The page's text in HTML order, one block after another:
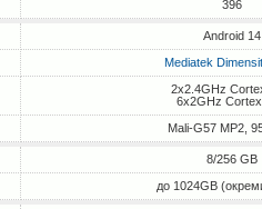
396
Android 14
Mediatek
2x2.4GHz
6x2GHz
Mali-G57 MP2,
8/256 GB
до 1024GB